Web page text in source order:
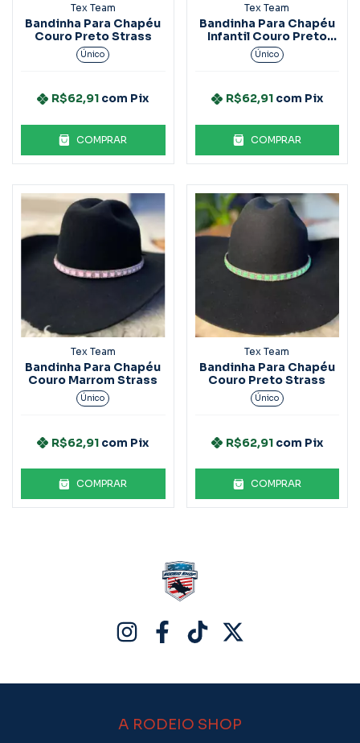
Tex Team
Bandinha Para Chapéu
Couro Preto Strass
Único
R$62,91 com Pix
COMPRAR
Tex Team
Bandinha Para Chapéu
Infantil Couro Preto
Strass
Único
R$62,91 com Pix
COMPRAR
Tex Team
Bandinha Para Chapéu
Couro Marrom Strass
Único
R$62,91 com Pix
COMPRAR
Tex Team
Bandinha Para Chapéu
Couro Preto Strass
Único
R$62,91 com Pix
COMPRAR
A RODEIO SHOP